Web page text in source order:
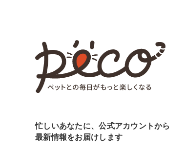
忙しいあなたに、公式アカウントから
最新情報をお届けします